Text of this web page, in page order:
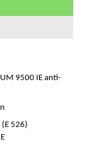
9500 IE anti-
(E 526)